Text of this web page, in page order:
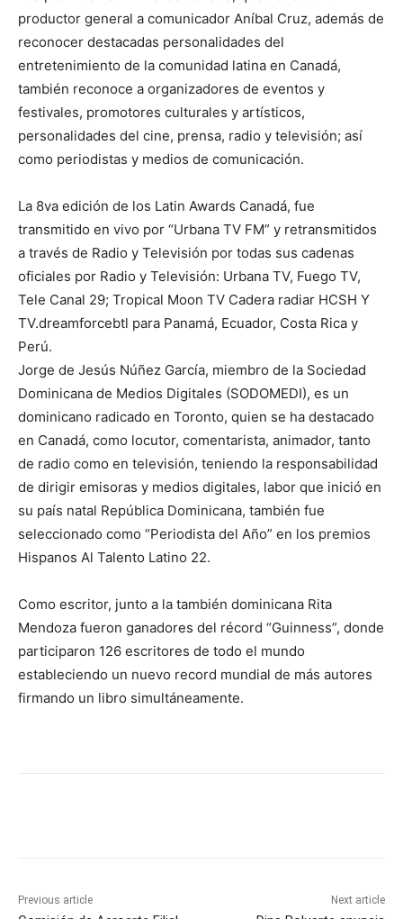
productor general a comunicador Aníbal Cruz, además de
reconocer destacadas personalidades del
entretenimiento de la comunidad latina en Canadá,
también reconoce a organizadores de eventos y
festivales, promotores culturales y artísticos,
personalidades del cine, prensa, radio y televisión; así
como periodistas y medios de comunicación.
La 8va edición de los Latin Awards Canadá, fue
transmitido en vivo por “Urbana TV FM” y retransmitidos
a través de Radio y Televisión por todas sus cadenas
oficiales por Radio y Televisión: Urbana TV, Fuego TV,
Tele Canal 29; Tropical Moon TV Cadera radiar HCSH Y
TV.dreamforcebtl para Panamá, Ecuador, Costa Rica y
Perú.
Jorge de Jesús Núñez García, miembro de la Sociedad
Dominicana de Medios Digitales (SODOMEDI), es un
dominicano radicado en Toronto, quien se ha destacado
en Canadá, como locutor, comentarista, animador, tanto
de radio como en televisión, teniendo la responsabilidad
de dirigir emisoras y medios digitales, labor que inició en
su país natal República Dominicana, también fue
seleccionado como “Periodista del Año” en los premios
Hispanos Al Talento Latino 22.
Como escritor, junto a la también dominicana Rita
Mendoza fueron ganadores del récord “Guinness”, donde
participaron 126 escritores de todo el mundo
estableciendo un nuevo record mundial de más autores
firmando un libro simultáneamente.
Previous article Next article